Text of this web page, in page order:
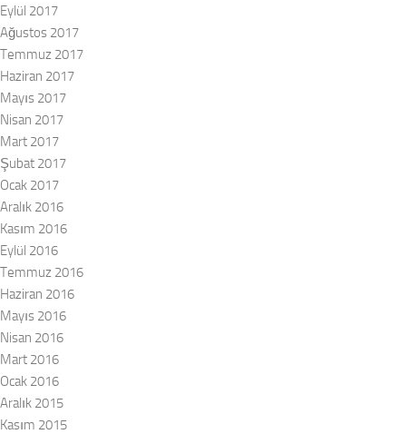
Eylül 2017
Ağustos 2017
Temmuz 2017
Haziran 2017
Mayıs 2017
Nisan 2017
Mart 2017
Şubat 2017
Ocak 2017
Aralık 2016
Kasım 2016
Eylül 2016
Temmuz 2016
Haziran 2016
Mayıs 2016
Nisan 2016
Mart 2016
Ocak 2016
Aralık 2015
Kasım 2015